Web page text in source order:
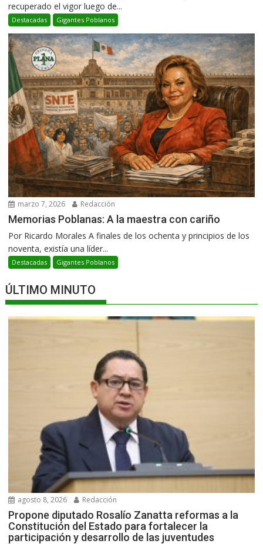
recuperado el vigor luego de...
Destacadas Gigantes Poblanos
marzo 7, 2026 Redacción
Memorias Poblanas: A la maestra con cariño
Por Ricardo Morales A finales de los ochenta y principios de los
noventa, existía una líder...
Destacadas Gigantes Poblanos
ÚLTIMO MINUTO
agosto 8, 2026 Redacción
Propone diputado Rosalío Zanatta reformas a la
Constitución del Estado para fortalecer la
participación y desarrollo de las juventudes